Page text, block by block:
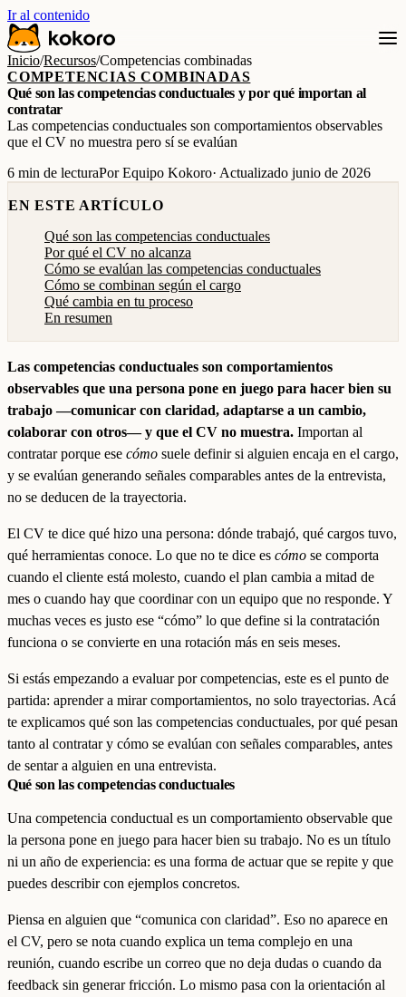
Ir al contenido
Inicio/Recursos/Competencias combinadas
COMPETENCIAS COMBINADAS
Qué son las competencias conductuales y por qué importan al
contratar
Las competencias conductuales son comportamientos observables
que el CV no muestra pero sí se evalúan
6 min de lecturaPor Equipo Kokoro· Actualizado junio de 2026
EN ESTE ARTÍCULO
Qué son las competencias conductuales
Por qué el CV no alcanza
Cómo se evalúan las competencias conductuales
Cómo se combinan según el cargo
Qué cambia en tu proceso
En resumen
Las competencias conductuales son comportamientos
observables que una persona pone en juego para hacer bien su
trabajo —comunicar con claridad, adaptarse a un cambio,
colaborar con otros— y que el CV no muestra. Importan al
contratar porque ese cómo suele definir si alguien encaja en el cargo,
y se evalúan generando señales comparables antes de la entrevista,
no se deducen de la trayectoria.
El CV te dice qué hizo una persona: dónde trabajó, qué cargos tuvo,
qué herramientas conoce. Lo que no te dice es cómo se comporta
cuando el cliente está molesto, cuando el plan cambia a mitad de
mes o cuando hay que coordinar con un equipo que no responde. Y
muchas veces es justo ese “cómo” lo que define si la contratación
funciona o se convierte en una rotación más en seis meses.
Si estás empezando a evaluar por competencias, este es el punto de
partida: aprender a mirar comportamientos, no solo trayectorias. Acá
te explicamos qué son las competencias conductuales, por qué pesan
tanto al contratar y cómo se evalúan con señales comparables, antes
de sentar a alguien en una entrevista.
Qué son las competencias conductuales
Una competencia conductual es un comportamiento observable que
la persona pone en juego para hacer bien su trabajo. No es un título
ni un año de experiencia: es una forma de actuar que se repite y que
puedes describir con ejemplos concretos.
Piensa en alguien que “comunica con claridad”. Eso no aparece en
el CV, pero se nota cuando explica un tema complejo en una
reunión, cuando escribe un correo que no deja dudas o cuando da
feedback sin generar fricción. Lo mismo pasa con la orientación al